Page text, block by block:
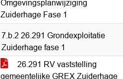
Omgevingsplanwijziging
Zuiderhage Fase 1
7.b.2 26.291 Grondexploitatie
Zuiderhage fase 1
26.291 RV vaststelling
gemeentelijke GREX Zuiderhage